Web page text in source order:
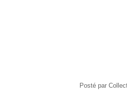
Posté par